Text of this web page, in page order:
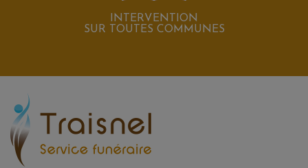
INTERVENTION
SUR TOUTES COMMUNES